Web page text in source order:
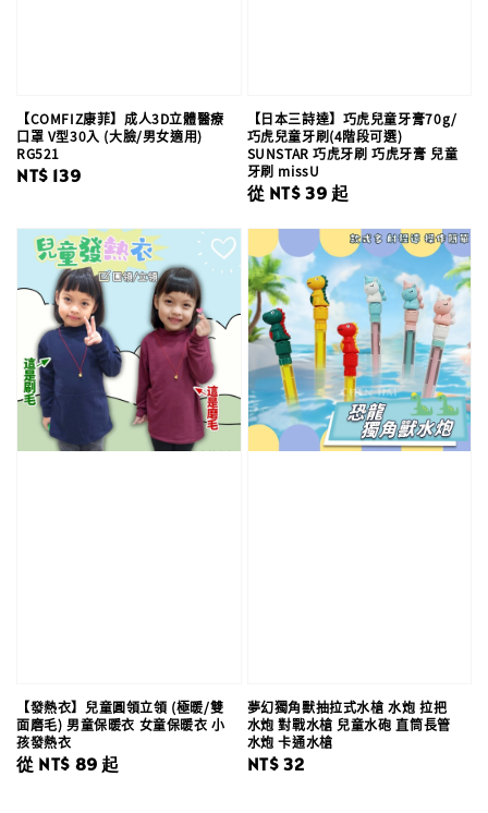
【COMFIZ康菲】成人3D立體醫療
口罩 V型30入 (大臉/男女適用)
RG521
Regular
NT$ 139
【日本三詩達】巧虎兒童牙膏70g/
巧虎兒童牙刷(4階段可選)
SUNSTAR 巧虎牙刷 巧虎牙膏 兒童
牙刷 missU
Regular
從 NT$ 39 起
【發熱衣】兒童圓領立領 (極暖/雙
面磨毛) 男童保暖衣 女童保暖衣 小
孩發熱衣
Regular
從 NT$ 89 起
夢幻獨角獸抽拉式水槍 水炮 拉把
水炮 對戰水槍 兒童水砲 直筒長管
水炮 卡通水槍
Regular
NT$ 32